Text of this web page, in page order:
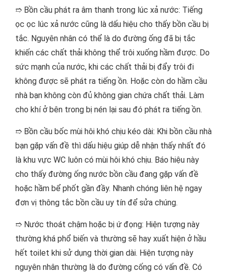
➱ Bồn cầu phát ra âm thanh trong lúc xả nước: Tiếng
ọc ọc lúc xả nước cũng là dấu hiệu cho thấy bồn cầu bị
tắc. Nguyên nhân có thể là do đường ống đã bị tắc
khiến các chất thải không thể trôi xuống hầm được. Do
sức mạnh của nước, khi các chất thải bị đẩy trôi đi
không được sẽ phát ra tiếng ồn. Hoặc còn do hầm cầu
nhà bạn không còn đủ không gian chứa chất thải. Làm
cho khí ở bên trong bị nén lại sau đó phát ra tiếng ồn.
➱ Bồn cầu bốc mùi hôi khó chịu kéo dài: Khi bồn cầu nhà
bạn gặp vấn đề thì dấu hiệu giúp dễ nhận thấy nhất đó
là khu vực WC luôn có mùi hôi khó chịu. Báo hiệu này
cho thấy đường ống nước bồn cầu đang gặp vấn đề
hoặc hầm bể phốt gần đầy. Nhanh chóng liên hệ ngay
đơn vị thông tắc bồn cầu uy tín để sửa chúng.
➱ Nước thoát chậm hoặc bị ứ đọng: Hiện tượng này
thường khá phổ biến và thường sẽ hay xuất hiện ở hầu
hết toilet khi sử dụng thời gian dài. Hiện tượng này
nguyên nhân thường là do đường cống có vấn đề. Có